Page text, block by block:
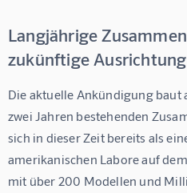
Langjährige
zukünftige Ausrichtung
Die aktuelle Ankündigung baut
zwei Jahren bestehenden
sich in dieser Zeit bereits als
amerikanischen Labore auf
mit über 200 Modellen und